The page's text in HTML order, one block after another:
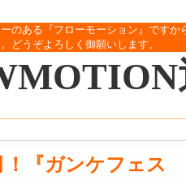
のある『フローモーション』です
どうぞよろしく御願いします。
！『ガンケフェス